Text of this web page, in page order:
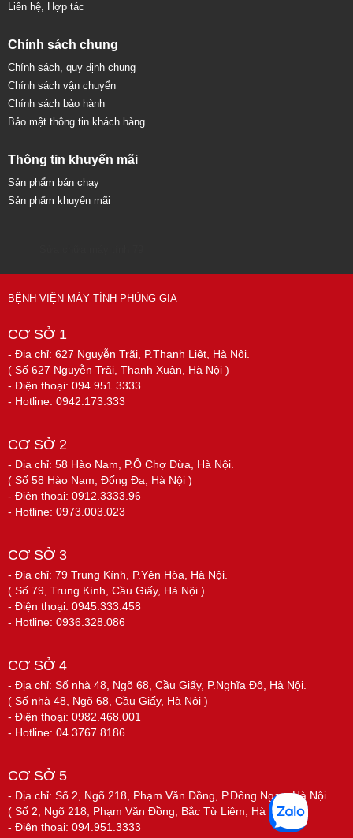
Liên hệ, Hợp tác
Chính sách chung
Chính sách, quy định chung
Chính sách vận chuyển
Chính sách bảo hành
Bảo mật thông tin khách hàng
Thông tin khuyến mãi
Sản phẩm bán chạy
Sản phẩm khuyến mãi
BỆNH VIỆN MÁY TÍNH PHÙNG GIA
CƠ SỞ 1
- Địa chỉ: 627 Nguyễn Trãi, P.Thanh Liệt, Hà Nội.
( Số 627 Nguyễn Trãi, Thanh Xuân, Hà Nội )
- Điện thoại: 094.951.3333
- Hotline: 0942.173.333
CƠ SỞ 2
- Địa chỉ: 58 Hào Nam, P.Ô Chợ Dừa, Hà Nội.
( Số 58 Hào Nam, Đống Đa, Hà Nội )
- Điện thoại: 0912.3333.96
- Hotline: 0973.003.023
CƠ SỞ 3
- Địa chỉ: 79 Trung Kính, P.Yên Hòa, Hà Nội.
( Số 79, Trung Kính, Cầu Giấy, Hà Nội )
- Điện thoại: 0945.333.458
- Hotline: 0936.328.086
CƠ SỞ 4
- Địa chỉ: Số nhà 48, Ngõ 68, Cầu Giấy, P.Nghĩa Đô, Hà Nội.
( Số nhà 48, Ngõ 68, Cầu Giấy, Hà Nội )
- Điện thoại: 0982.468.001
- Hotline: 04.3767.8186
CƠ SỞ 5
- Địa chỉ: Số 2, Ngõ 218, Phạm Văn Đồng, P.Đông Ngạc, Hà Nội.
( Số 2, Ngõ 218, Phạm Văn Đồng, Bắc Từ Liêm, Hà Nội )
- Điện thoại: 094.951.3333